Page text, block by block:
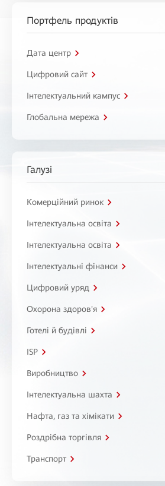
Портфель продуктів
Дата центр
Цифровий сайт
Інтелектуальний кампус
Глобальна мережа
Галузі
Комерційний ринок
Інтелектуальна освіта
Інтелектуальна освіта
Інтелектуальні фінанси
Цифровий уряд
Охорона здоров'я
Готелі й будівлі
ISP
Виробництво
Інтелектуальна шахта
Нафта, газ та хімікати
Роздрібна торгівля
Транспорт